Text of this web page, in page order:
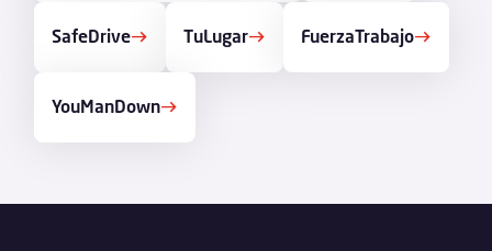
SafeDrive TuLugar FuerzaTrabajo
YouManDown